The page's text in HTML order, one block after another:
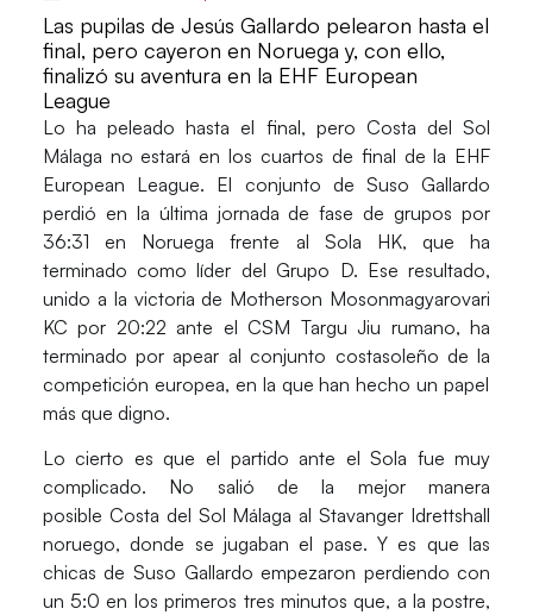
Las pupilas de Jesús Gallardo pelearon hasta el
final, pero cayeron en Noruega y, con ello,
finalizó su aventura en la EHF European
League
Lo ha peleado hasta el final, pero Costa del Sol
Málaga no estará en los cuartos de final de la EHF
European League. El conjunto de Suso Gallardo
perdió en la última jornada de fase de grupos por
36:31 en Noruega frente al Sola HK,que ha
terminado como líder del Grupo D. Ese resultado,
unido a la victoria de Motherson Mosonmagyarovari
KCpor 20:22 ante elCSM Targu Jiu rumano, ha
terminado por apear al conjunto costasoleño de la
competición europea, en la que han hecho un papel
más que digno.
Lo cierto es que el partido ante el Sola fue muy
complicado. No salió de la mejor manera
posible Costa del Sol Málaga alStavanger Idrettshall
noruego, donde se jugaban el pase. Y es que las
chicas de Suso Gallardo empezaron perdiendo con
un 5:0 en los primeros tres minutos que, a la postre,